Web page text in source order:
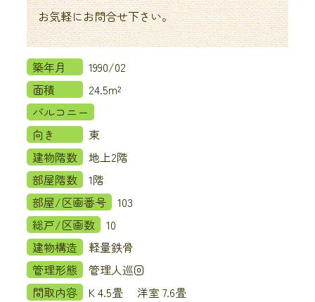
お気軽にお問合せ下さい。
築年月
1990/02
面積
24.5m²
バルコニー
向き
東
建物階数
地上2階
部屋階数
1階
部屋/区画番号
103
総戸/区画数
10
建物構造
軽量鉄骨
管理形態
管理人巡回
間取内容
K 4.5畳 洋室 7.6畳